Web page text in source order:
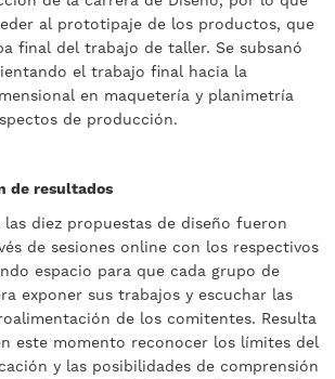
al prototipaje de los productos, que
final del trabajo de taller. Se subsanó
el trabajo final hacia la
en maquetería y planimetría
de producción.
de resultados
las diez propuestas de diseño fueron
de sesiones online con los respectivos
espacio para que cada grupo de
exponer sus trabajos y escuchar las
de los comitentes. Resulta
este momento reconocer los límites del
y las posibilidades de comprensión